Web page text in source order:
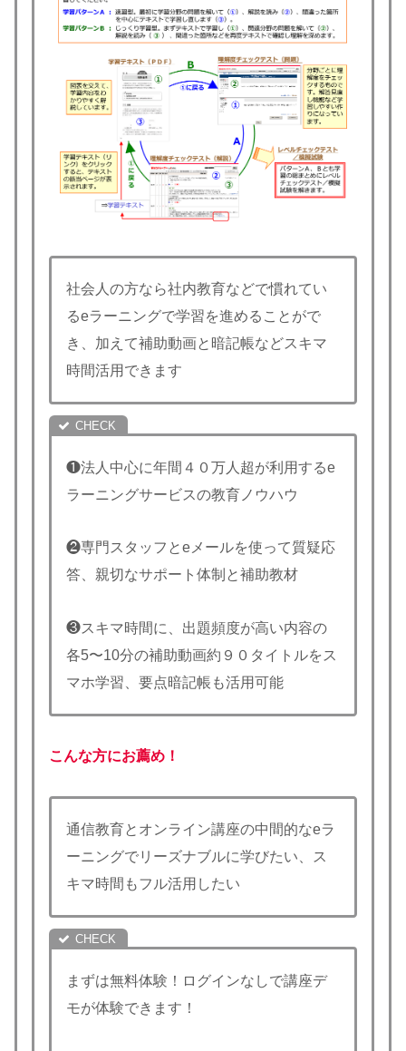
社会人の方なら社内教育などで慣れてい
るeラーニングで学習を進めることがで
き、加えて補助動画と暗記帳などスキマ
時間活用できます
❶法人中心に年間４０万人超が利用するe
ラーニングサービスの教育ノウハウ
❷専門スタッフとeメールを使って質疑応
答、親切なサポート体制と補助教材
❸スキマ時間に、出題頻度が高い内容の
各5〜10分の補助動画約９０タイトルをス
マホ学習、要点暗記帳も活用可能
こんな方にお薦め！
通信教育とオンライン講座の中間的なeラ
ーニングでリーズナブルに学びたい、ス
キマ時間もフル活用したい
まずは無料体験！ログインなしで講座デ
モが体験できます！